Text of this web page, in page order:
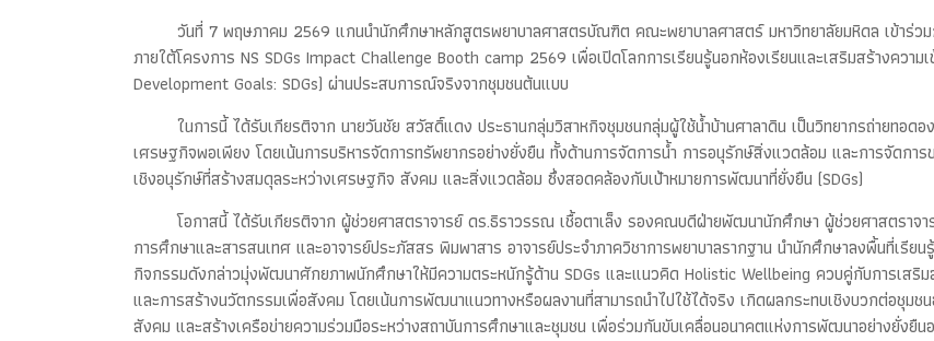
วันที่ 7 พฤษภาคม 2569 แกนนำนักศึกษาหลักสูตรพยาบาลศาสตรบัณฑิต คณะพยาบาลศาสตร์ มหาวิทยาลัยมหิดล เข้าร่
ภายใต้โครงการ NS SDGs Impact Challenge Booth camp 2569 เพื่อเปิดโลกการเรียนรู้นอกห้องเรียนและเสริมสร้างควา
Development Goals: SDGs) ผ่านประสบการณ์จริงจากชุมชนต้นแบบ
ในการนี้ ได้รับเกียรติจาก นายวันชัย สวัสดิ์แดง ประธานกลุ่มวิสาหกิจชุมชนกลุ่มผู้ใช้น้ำบ้านศาลาดิน เป็นวิทยากรถ่ายทอ
เศรษฐกิจพอเพียง โดยเน้นการบริหารจัดการทรัพยากรอย่างยั่งยืน ทั้งด้านการจัดการน้ำ การอนุรักษ์สิ่งแวดล้อม และการจัดกา
เชิงอนุรักษ์ที่สร้างสมดุลระหว่างเศรษฐกิจ สังคม และสิ่งแวดล้อม ซึ่งสอดคล้องกับเป้าหมายการพัฒนาที่ยั่งยืน (SDGs)
โอกาสนี้ ได้รับเกียรติจาก ผู้ช่วยศาสตราจารย์ ดร.ธิราวรรณ เชื้อตาเล็ง รองคณบดีฝ่ายพัฒนานักศึกษา ผู้ช่วยศาสตรา
การศึกษาและสารสนเทศ และอาจารย์ประภัสสร พิมพาสาร อาจารย์ประจำภาควิชาการพยาบาลรากฐาน นำนักศึกษาลงพื้นที่เรี
กิจกรรมดังกล่าวมุ่งพัฒนาศักยภาพนักศึกษาให้มีความตระหนักรู้ด้าน SDGs และแนวคิด Holistic Wellbeing ควบคู่กับการเสริ
และการสร้างนวัตกรรมเพื่อสังคม โดยเน้นการพัฒนาแนวทางหรือผลงานที่สามารถนำไปใช้ได้จริง เกิดผลกระทบเชิงบวกต่อชุม
สังคม และสร้างเครือข่ายความร่วมมือระหว่างสถาบันการศึกษาและชุมชน เพื่อร่วมกันขับเคลื่อนอนาคตแห่งการพัฒนาอย่างยั่งยืน